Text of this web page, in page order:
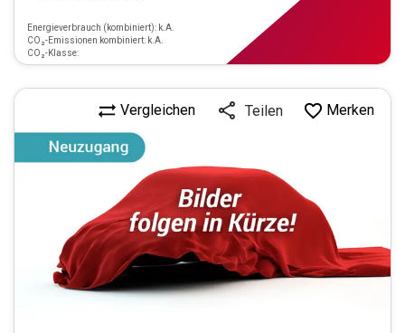
Energieverbrauch (kombiniert): k.A.
CO₂-Emissionen kombiniert: k.A.
CO₂-Klasse:
Vergleichen Teilen Merken